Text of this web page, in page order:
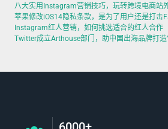
八大实用Instagram营销技巧，玩转跨境电商站
苹果修改iOS14隐私条款，是为了用户还是打击
Instagram红人营销，如何挑选适合的红人合作
Twitter成立Arthouse部门，助中国出海品牌打造